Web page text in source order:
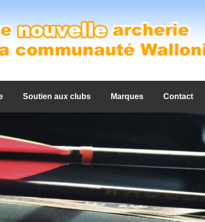
Soutien aux clubs Marques Contact